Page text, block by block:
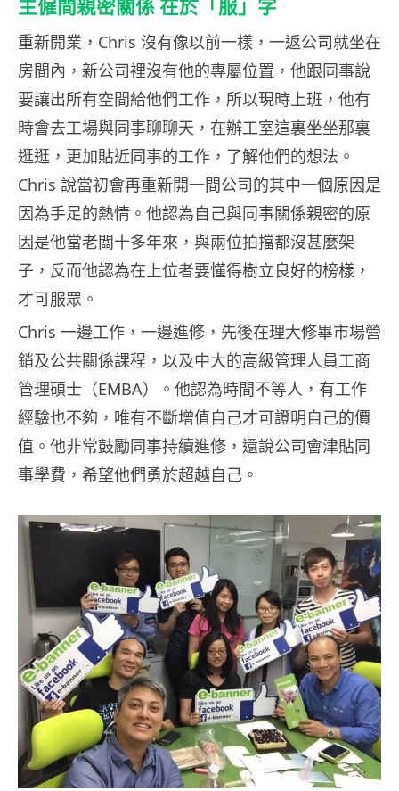
主僱間親密關係 在於「服」字
重新開業，Chris 沒有像以前一樣，一返公司就坐在
房間內，新公司裡沒有他的專屬位置，他跟同事說
要讓出所有空間給他們工作，所以現時上班，他有
時會去工場與同事聊聊天，在辦工室這裏坐坐那裏
逛逛，更加貼近同事的工作，了解他們的想法。
Chris 說當初會再重新開一間公司的其中一個原因是
因為手足的熱情。他認為自己與同事關係親密的原
因是他當老闆十多年來，與兩位拍擋都沒甚麼架
子，反而他認為在上位者要懂得樹立良好的榜樣，
才可服眾。
Chris 一邊工作，一邊進修，先後在理大修畢市場營
銷及公共關係課程，以及中大的高級管理人員工商
管理碩士（EMBA）。他認為時間不等人，有工作
經驗也不夠，唯有不斷增值自己才可證明自己的價
值。他非常鼓勵同事持續進修，還說公司會津貼同
事學費，希望他們勇於超越自己。